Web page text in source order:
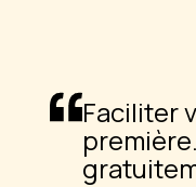
Faciliter